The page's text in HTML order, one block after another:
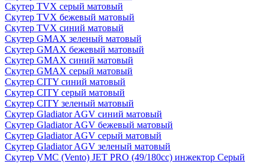
Скутер TVX серый матовый
Скутер TVX бежевый матовый
Скутер TVX синий матовый
Скутер GMAX зеленый матовый
Скутер GMAX бежевый матовый
Скутер GMAX синий матовый
Скутер GMAX серый матовый
Скутер CITY синий матовый
Скутер CITY серый матовый
Скутер CITY зеленый матовый
Скутер Gladiator AGV синий матовый
Скутер Gladiator AGV бежевый матовый
Скутер Gladiator AGV серый матовый
Скутер Gladiator AGV зеленый матовый
Скутер VMC (Vento) JET PRO (49/180cc) инжектор Серый